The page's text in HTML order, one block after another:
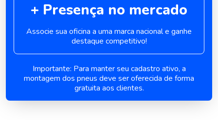
+ Presença no mercado
Associe sua oficina a uma marca nacional e ganhe
destaque competitivo!
Importante: Para manter seu cadastro ativo, a
montagem dos pneus deve ser oferecida de forma
gratuita aos clientes.